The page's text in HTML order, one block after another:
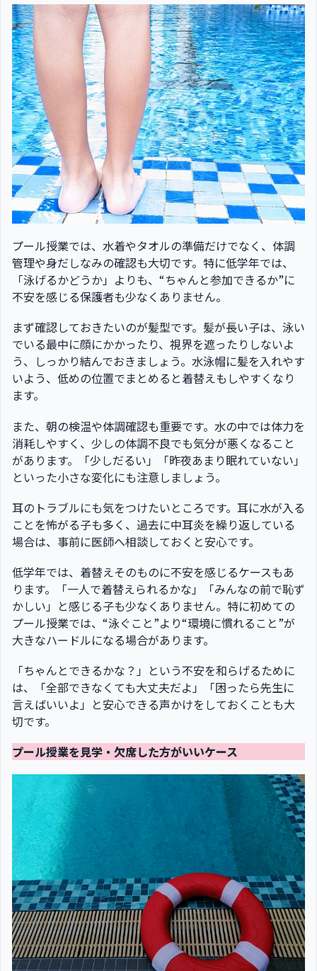
プール授業では、水着やタオルの準備だけでなく、体調
管理や身だしなみの確認も大切です。特に低学年では、
「泳げるかどうか」よりも、“ちゃんと参加できるか”に
不安を感じる保護者も少なくありません。
まず確認しておきたいのが髪型です。髪が長い子は、泳い
でいる最中に顔にかかったり、視界を遮ったりしないよ
う、しっかり結んでおきましょう。水泳帽に髪を入れやす
いよう、低めの位置でまとめると着替えもしやすくなり
ます。
また、朝の検温や体調確認も重要です。水の中では体力を
消耗しやすく、少しの体調不良でも気分が悪くなること
があります。「少しだるい」「昨夜あまり眠れていない」
といった小さな変化にも注意しましょう。
耳のトラブルにも気をつけたいところです。耳に水が入る
ことを怖がる子も多く、過去に中耳炎を繰り返している
場合は、事前に医師へ相談しておくと安心です。
低学年では、着替えそのものに不安を感じるケースもあ
ります。「一人で着替えられるかな」「みんなの前で恥ず
かしい」と感じる子も少なくありません。特に初めての
プール授業では、“泳ぐこと”より“環境に慣れること”が
大きなハードルになる場合があります。
「ちゃんとできるかな？」という不安を和らげるために
は、「全部できなくても大丈夫だよ」「困ったら先生に
言えばいいよ」と安心できる声かけをしておくことも大
切です。
プール授業を見学・欠席した方がいいケース